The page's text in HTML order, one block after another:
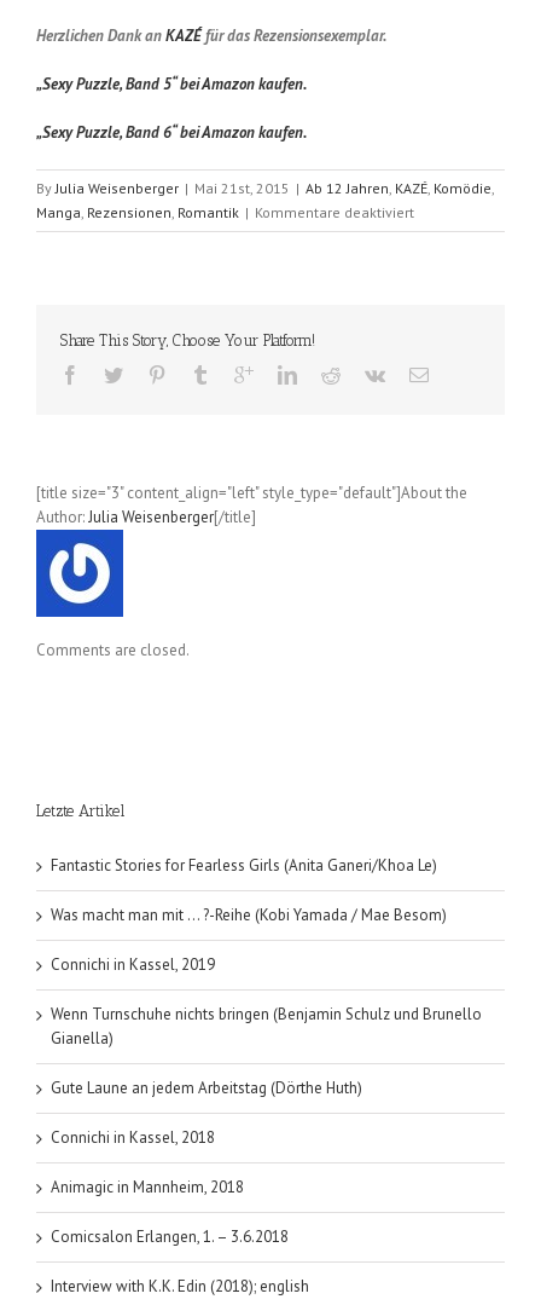
Herzlichen Dank anKAZÉfür das Rezensionsexemplar.
„Sexy Puzzle, Band 5“ bei Amazon kaufen.
„Sexy Puzzle, Band 6“ bei Amazon kaufen.
ByJulia Weisenberger | Mai 21st, 2015 | Ab 12 Jahren, KAZÉ, Komödie,
Manga, Rezensionen, Romantik | Kommentare deaktiviertfür
Sexy
und
Share This Story, Choose Your Platform!
[title size="3" content_align="left" style_type="default"]About the
Author:Julia Weisenberger[/title]
Comments are closed.
Letzte Artikel
Fantastic Stories for Fearless Girls (Anita Ganeri/Khoa Le)
Was macht man mit … ?-Reihe (Kobi Yamada / Mae Besom)
Connichi in Kassel, 2019
Wenn Turnschuhe nichts bringen (Benjamin Schulz und Brunello
Gianella)
Gute Laune an jedem Arbeitstag (Dörthe Huth)
Connichi in Kassel, 2018
Animagic in Mannheim, 2018
Comicsalon Erlangen, 1. – 3.6.2018
Interview with K.K. Edin (2018); english